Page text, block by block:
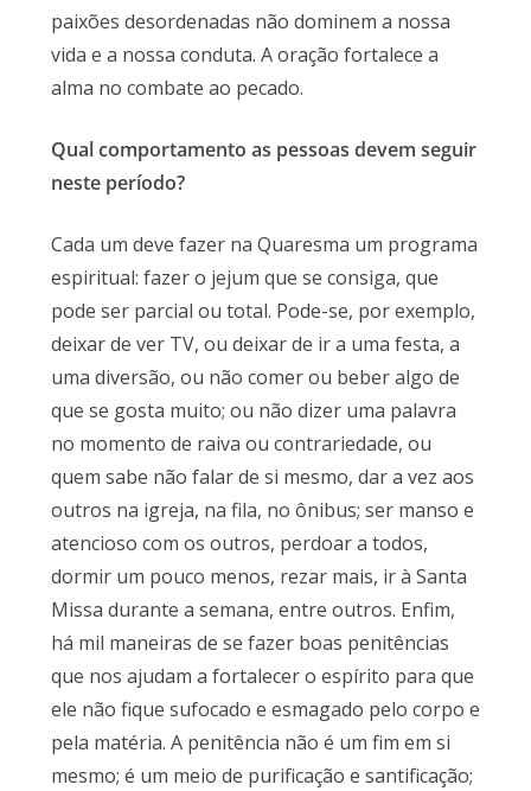
paixões desordenadas não dominem a nossa
vida e a nossa conduta. A oração fortalece a
alma no combate ao pecado.
Qual comportamento as pessoas devem seguir
neste período?
Cada um deve fazer na Quaresma um programa
espiritual: fazer o jejum que se consiga, que
pode ser parcial ou total. Pode-se, por exemplo,
deixar de ver TV, ou deixar de ir a uma festa, a
uma diversão, ou não comer ou beber algo de
que se gosta muito; ou não dizer uma palavra
no momento de raiva ou contrariedade, ou
quem sabe não falar de si mesmo, dar a vez aos
outros na igreja, na fila, no ônibus; ser manso e
atencioso com os outros, perdoar a todos,
dormir um pouco menos, rezar mais, ir à Santa
Missa durante a semana, entre outros. Enfim,
há mil maneiras de se fazer boas penitências
que nos ajudam a fortalecer o espírito para que
ele não fique sufocado e esmagado pelo corpo e
pela matéria. A penitência não é um fim em si
mesmo; é um meio de purificação e santificação;